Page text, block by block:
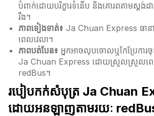
បំពាក់ដោយបរិក្ខារទំនើប និងគោរពតាមស្តង់ដ
រឹង។
ភាពទៀងទាត់៖ Ja Chuan Express ធា
ពេលវេលា។
ភាពបត់បែន៖ អ្នកអាចលុបចោលឬកែប្រែការ
Ja Chuan Express ដោយស្រួលស្រួលពេ
redBus។
របៀបកក់សំបុត្រ Ja Chuan
ដោយអនឡាញតាមរយៈ